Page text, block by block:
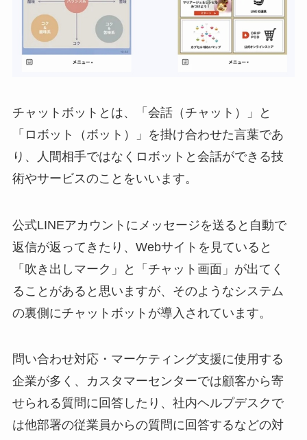
チャットボットとは、「会話（チャット）」と
「ロボット（ボット）」を掛け合わせた言葉であ
り、人間相手ではなくロボットと会話ができる技
術やサービスのことをいいます。
公式LINEアカウントにメッセージを送ると自動で
返信が返ってきたり、 Webサイトを見ていると
「吹き出しマーク」と「チャット画面」が出てく
ることがあると思いますが、そのようなシステム
の裏側にチャットボットが導入されています。
問い合わせ対応・マーケティング支援に使用する
企業が多く、カスタマーセンターでは顧客から寄
せられる質問に回答したり、社内ヘルプデスクで
は他部署の従業員からの質問に回答するなどの対